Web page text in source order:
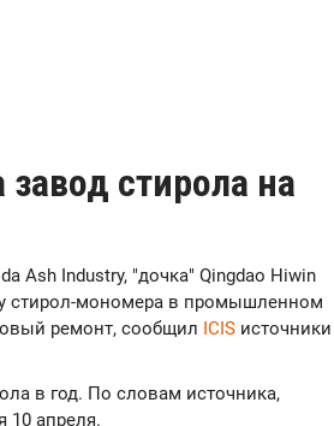
стирола на
Ash Industry, "дочка" Qingdao Hiwin
стирол-мономера в промышленном
ремонт, сообщил ICIS источники
в год. По словам источника,
10 апреля.